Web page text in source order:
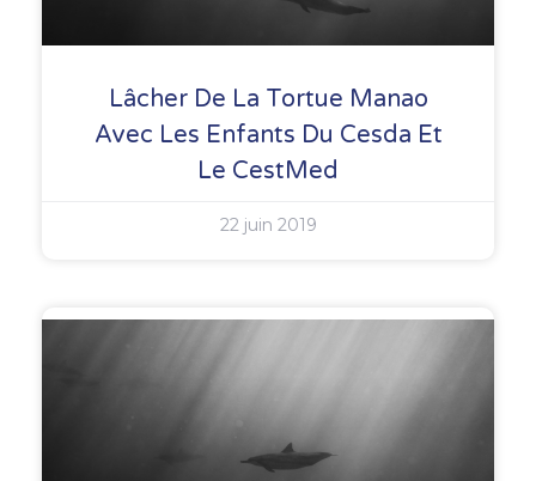
Lâcher De La Tortue Manao
Avec Les Enfants Du Cesda Et
Le CestMed
22 juin 2019